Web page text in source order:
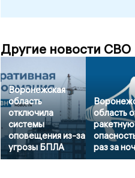
Другие новости СВО
Воронежская
область
отключила
системы
оповещения из-за
угрозы БПЛА
область
ракетную
раз за